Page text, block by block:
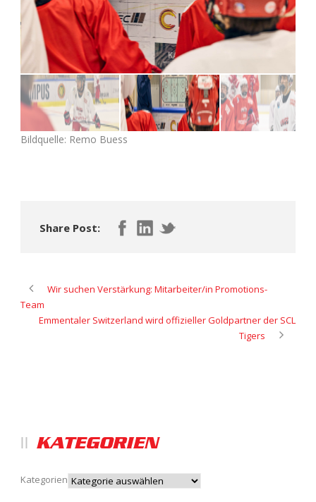
Bildquelle: Remo Buess
Share Post:
Wir suchen Verstärkung: Mitarbeiter/in Promotions-
Team
Emmentaler Switzerland wird offizieller Goldpartner der SCL
Tigers
KATEGORIEN
Kategorien